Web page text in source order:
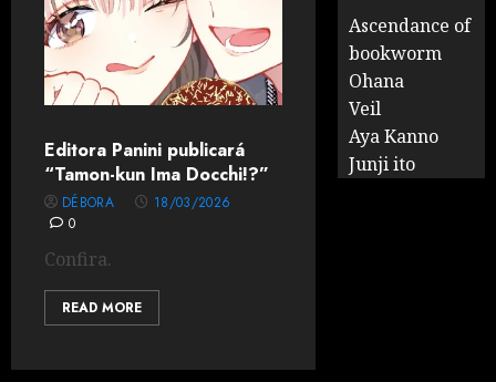
Editora Panini publicará
“Tamon-kun Ima Docchi!?”
DÉBORA
18/03/2026
0
Confira.
READ MORE
Ascendance of
bookworm
Ohana
Veil
Aya Kanno
Junji ito